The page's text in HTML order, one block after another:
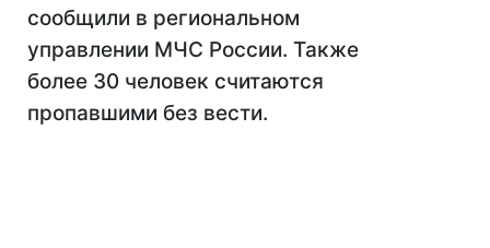
сообщили в региональном
управлении МЧС России. Также
более 30 человек считаются
пропавшими без вести.